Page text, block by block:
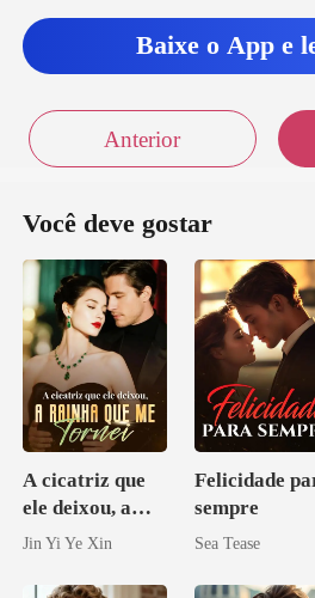
Baixe o App e
Anterior
Você deve gostar
A cicatriz que
ele deixou, a
rainha que me
Jin Yi Ye Xin
Felicidade
sempre
Sea Tease